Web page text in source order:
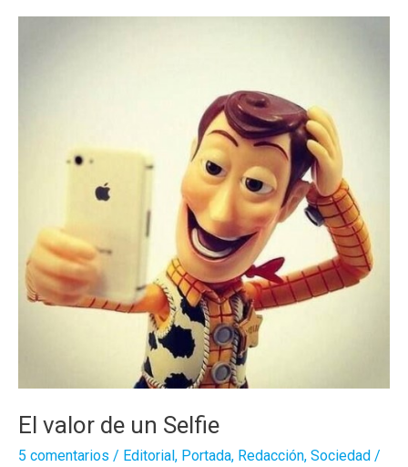
El valor de un Selfie
5 comentarios / Editorial , Portada, Redacción, Sociedad /